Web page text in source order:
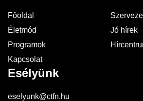
Főoldal
Életmód
Jó hírek
Programok
Kapcsolat
Esélyünk
eselyunk@ctfn.hu